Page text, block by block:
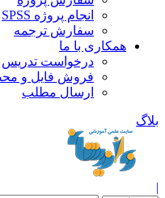
انجام پروژه SPSS
سفارش ترجمه
همکاری با ما
درخواست تدریس
فروش فایل و محصول
ارسال مطلب